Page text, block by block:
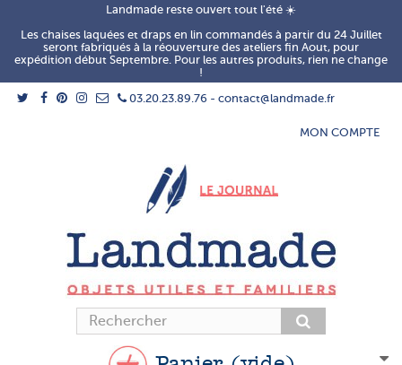
Landmade reste ouvert tout l'été ☀️
Les chaises laquées et draps en lin commandés à partir du 24 Juillet
seront fabriqués à la réouverture des ateliers fin Aout, pour
expédition début Septembre. Pour les autres produits, rien ne change
!
03.20.23.89.76 - contact@landmade.fr
MON COMPTE